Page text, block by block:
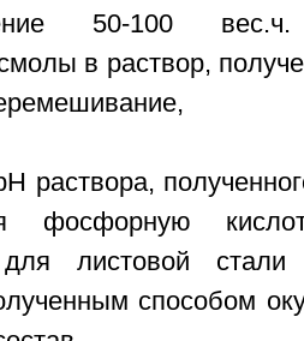
50-100 вес.ч.
в раствор,
раствора,
фосфорную
для листовой
способом